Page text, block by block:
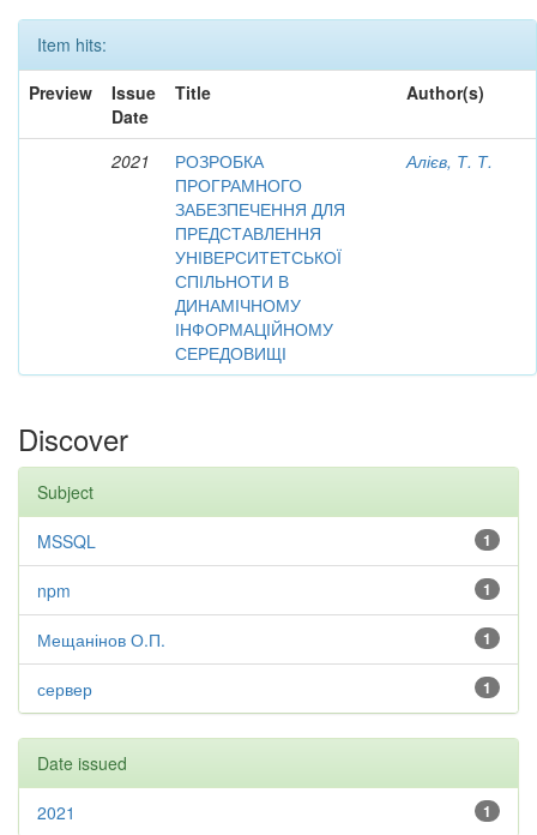
Item hits:
Preview
Issue
Date
Title Author(s)
2021
РОЗРОБКА
ПРОГРАМНОГО
ЗАБЕЗПЕЧЕННЯ ДЛЯ
ПРЕДСТАВЛЕННЯ
УНІВЕРСИТЕТСЬКОЇ
СПІЛЬНОТИ В
ДИНАМІЧНОМУ
ІНФОРМАЦІЙНОМУ
СЕРЕДОВИЩІ
Алієв, Т. Т.
Discover
Subject
1
MSSQL
1
npm
1
Мещанінов О.П.
1
сервер
Date issued
1
2021